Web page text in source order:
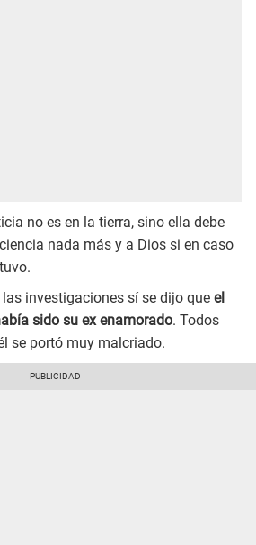
no es en la tierra, sino ella debe
nada más y a Dios si en caso
las investigaciones sí se dijo que el
sido su ex enamorado. Todos
y él se portó muy malcriado.